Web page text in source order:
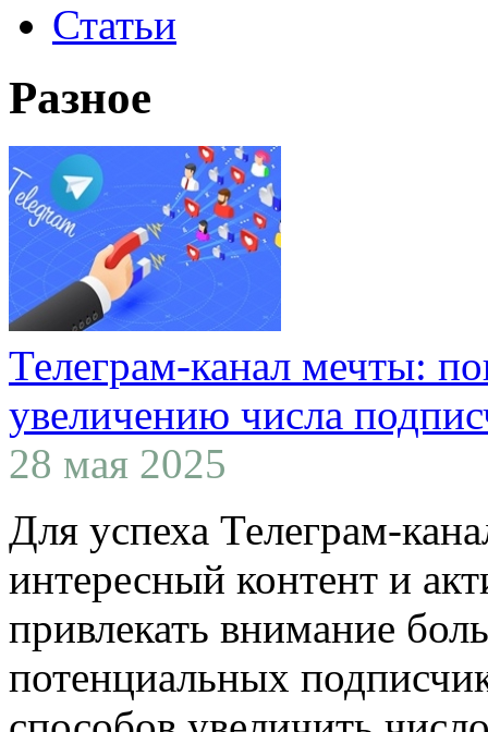
Статьи
Разное
Телеграм-канал мечты:
увеличению числа
28 мая 2025
Для успеха Телеграм-
интересный контент и
привлекать внимание
потенциальных